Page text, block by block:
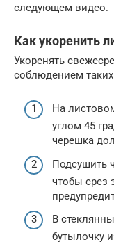
следующем видео.
Как укоренить
Укоренять
соблюдением
На
углом 45
черешка
Подсушить
чтобы срез
В
бутылочку